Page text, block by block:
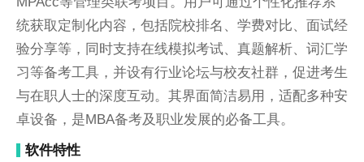
统获取定制化内容，包括院校排名、学费对比、面试经
验分享等，同时支持在线模拟考试、真题解析、词汇学
习等备考工具，并设有行业论坛与校友社群，促进考生
与在职人士的深度互动。其界面简洁易用，适配多种安
卓设备，是MBA备考及职业发展的必备工具。
软件特性